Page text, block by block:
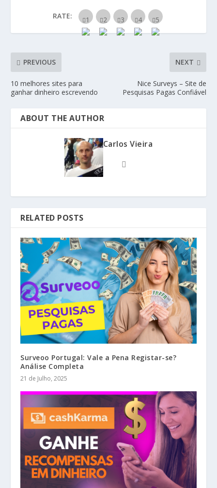
RATE:
PREVIOUS
10 melhores sites para
ganhar dinheiro escrevendo
NEXT
Nice Surveys – Site de
Pesquisas Pagas Confiável
ABOUT THE AUTHOR
Carlos Vieira
RELATED POSTS
Surveoo Portugal: Vale a Pena Registar-se?
Análise Completa
21 de Julho, 2025